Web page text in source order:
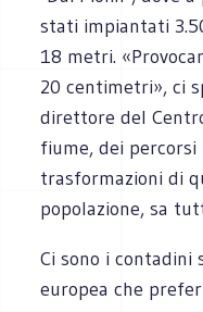
stati impiantati
18 metri.
20 centimetri», ci
direttore del
fiume, dei
trasformazioni di
popolazione, sa
Ci sono i contadini
europea che